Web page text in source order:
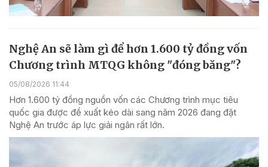
Nghệ An sẽ làm gì để hơn 1.600 tỷ đồng vốn
Chương trình MTQG không "đóng băng"?
05/08/2026 11:44
Hơn 1.600 tỷ đồng nguồn vốn các Chương trình mục tiêu
quốc gia được đề xuất kéo dài sang năm 2026 đang đặt
Nghệ An trước áp lực giải ngân rất lớn.